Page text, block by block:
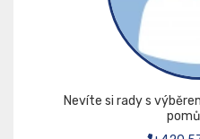
Nevíte si rady s